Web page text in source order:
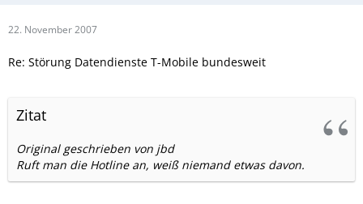
22. November 2007
Re: Störung Datendienste T-Mobile bundesweit
Zitat
Original geschrieben von jbd
Ruft man die Hotline an, weiß niemand etwas davon.